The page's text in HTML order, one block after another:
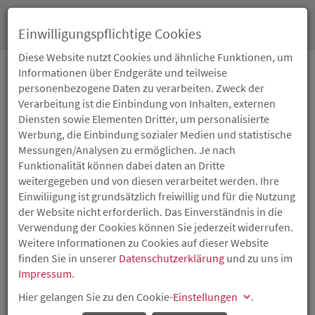
03.11.2014
DIE NACHFOLGE
FRÜHZEITIG REGELN
Veranstaltung „Nach mir die Sintflut?
Unternehmensnachfolge“ in Alzey
Den Generationenwechsel frühzeitig planen und die
Nachfolge an der Unternehmensspitze regeln: Laut einer
Untersuchung des Instituts für Mittelstandsforschung in
Bonn (IfM) gilt dies für rund 6.200 Betriebe in Rheinland-
Pfalz in den nächsten Jahren. Die gründliche und
frühzeitige Vorbereitung von Betriebsübergaben ist
Einwilligungspflichtige Cookies
Diese Website nutzt Cookies und ähnliche Funktionen, um
Informationen über Endgeräte und teilweise
personenbezogene Daten zu verarbeiten. Zweck der
Verarbeitung ist die Einbindung von Inhalten, externen
Diensten sowie Elementen Dritter, um personalisierte
Werbung, die Einbindung sozialer Medien und statistische
Messungen/Analysen zu ermöglichen. Je nach
Funktionalität können dabei daten an Dritte
weitergegeben und von diesen verarbeitet werden. Ihre
Einwiliigung ist grundsätzlich freiwillig und für die Nutzung
der Website nicht erforderlich. Das Einverständnis in die
Verwendung der Cookies können Sie jederzeit widerrufen.
Weitere Informationen zu Cookies auf dieser Website
finden Sie in unserer Datenschutzerklärung und zu uns im
Impressum.
Hier gelangen Sie zu den Cookie-Einstellungen
.